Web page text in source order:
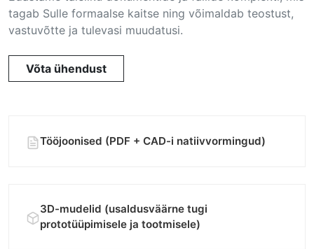
tagab Sulle formaalse kaitse ning võimaldab teostust,
vastuvõtte ja tulevasi muudatusi.
Võta ühendust
Tööjoonised (PDF + CAD-i natiivvormingud)
3D-mudelid (usaldusväärne tugi
prototüüpimisele ja tootmisele)